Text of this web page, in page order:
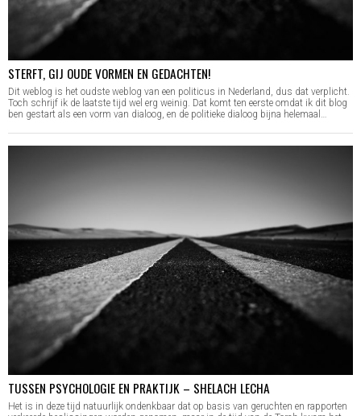
STERFT, GIJ OUDE VORMEN EN GEDACHTEN!
Dit weblog is het oudste weblog van een politicus in Nederland, dus dat verplicht.
Toch schrijf ik de laatste tijd wel erg weinig. Dat komt ten eerste omdat ik dit blog
ben gestart als een vorm van dialoog, en de politieke dialoog bijna helemaal…
TUSSEN PSYCHOLOGIE EN PRAKTIJK – SHELACH LECHA
Het is in deze tijd natuurlijk ondenkbaar dat op basis van geruchten en rapporten